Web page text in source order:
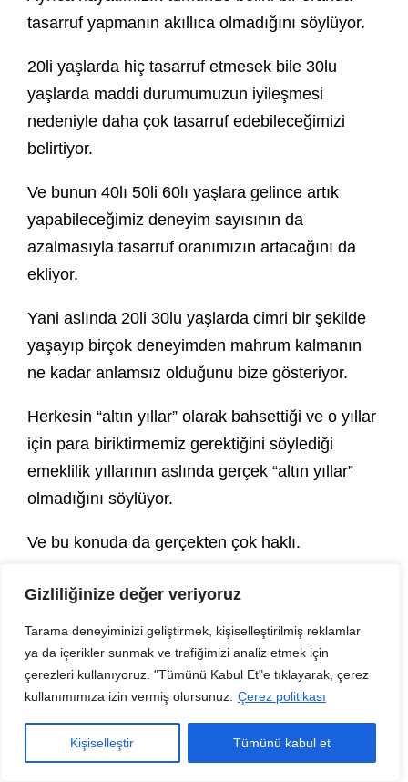
Gizliliğinize değer veriyoruz
Tarama deneyiminizi geliştirmek, kişiselleştirilmiş reklamlar
ya da içerikler sunmak ve trafiğimizi analiz etmek için
çerezleri kullanıyoruz. "Tümünü Kabul Et"e tıklayarak, çerez
kullanımımıza izin vermiş olursunuz. Çerez politikası
Kişiselleştir Tümünü kabul et
tasarruf yapmanın akıllıca olmadığını söylüyor.
20li yaşlarda hiç tasarruf etmesek bile 30lu
yaşlarda maddi durumumuzun iyileşmesi
nedeniyle daha çok tasarruf edebileceğimizi
belirtiyor.
Ve bunun 40lı 50li 60lı yaşlara gelince artık
yapabileceğimiz deneyim sayısının da
azalmasıyla tasarruf oranımızın artacağını da
ekliyor.
Yani aslında 20li 30lu yaşlarda cimri bir şekilde
yaşayıp birçok deneyimden mahrum kalmanın
ne kadar anlamsız olduğunu bize gösteriyor.
Herkesin “altın yıllar” olarak bahsettiği ve o yıllar
için para biriktirmemiz gerektiğini söylediği
emeklilik yıllarının aslında gerçek “altın yıllar”
olmadığını söylüyor.
Ve bu konuda da gerçekten çok haklı.
Bu yıllar için delice çalışıp para biriktirip
anı biriktirmemeyi düşünmek bile beni tek
başına ağır bir strese sokmaya yetiyor.
Bill Perkins gibi düşündüm.